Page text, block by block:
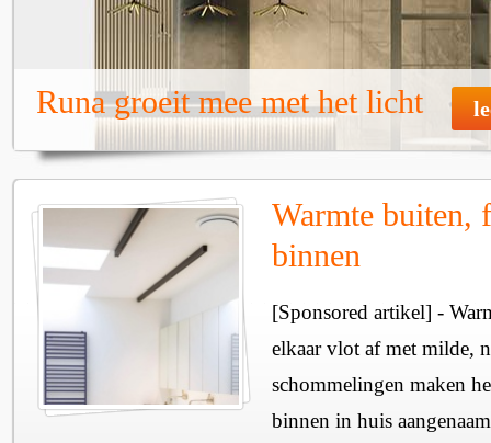
Runa groeit mee met het licht
Warmte buiten,
binnen
[Sponsored artikel] -
elkaar vlot af met milde,
schommelingen maken
binnen in huis